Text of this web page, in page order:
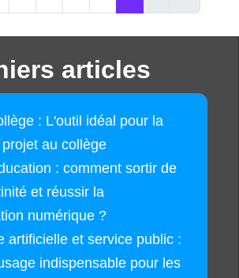
articles
: L'outil idéal pour la
au collège
: comment sortir de
et réussir la
numérique ?
artificielle et service public :
indispensable pour les